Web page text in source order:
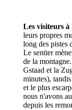
Les visiteurs
leurs propres
long des pistes
Le sentier
de la
Gstaad et la
minutes),
et le plus
nous n'avons
depuis les